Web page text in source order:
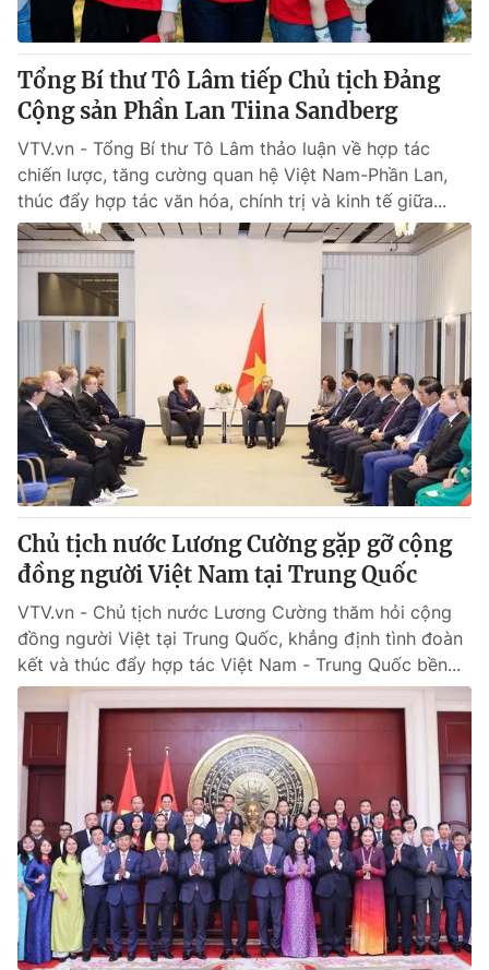
Tổng Bí thư Tô Lâm tiếp Chủ tịch Đảng
Cộng sản Phần Lan Tiina Sandberg
VTV.vn - Tổng Bí thư Tô Lâm thảo luận về hợp tác
chiến lược, tăng cường quan hệ Việt Nam-Phần Lan,
thúc đẩy hợp tác văn hóa, chính trị và kinh tế giữa...
Chủ tịch nước Lương Cường gặp gỡ cộng
đồng người Việt Nam tại Trung Quốc
VTV.vn - Chủ tịch nước Lương Cường thăm hỏi cộng
đồng người Việt tại Trung Quốc, khẳng định tình đoàn
kết và thúc đẩy hợp tác Việt Nam - Trung Quốc bền...